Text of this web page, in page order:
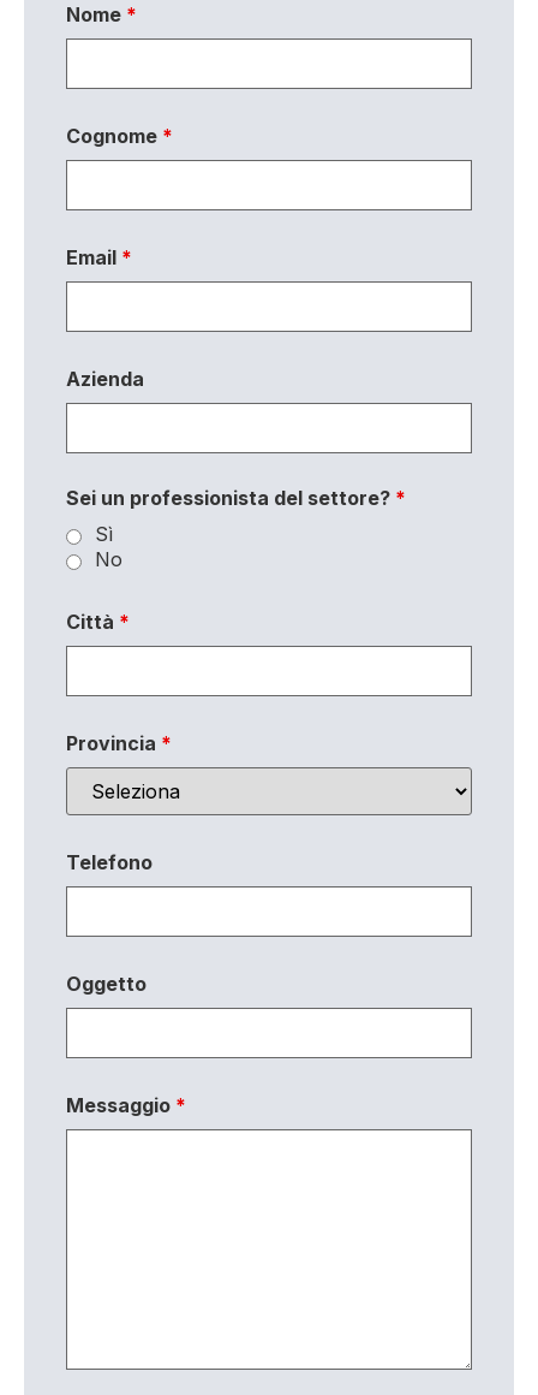
Nome *
Cognome *
Email *
Azienda
Sei un professionista del settore? *
Sì
No
Città *
Provincia *
Telefono
Oggetto
Messaggio *